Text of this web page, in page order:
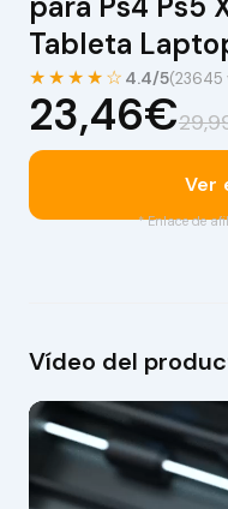
Tableta
★★★★☆ 4.4/5(23645
23,46€
Ver
* Enlace de
Vídeo del